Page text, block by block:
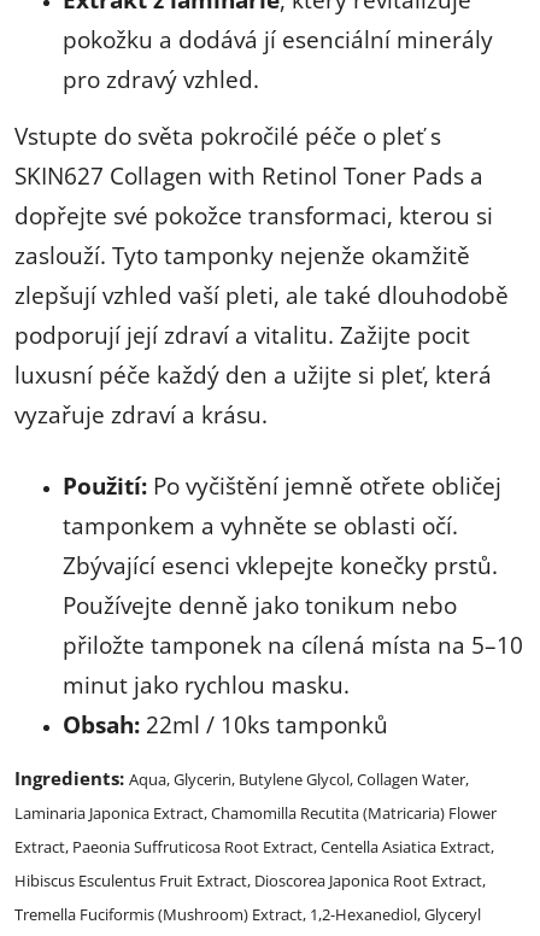
pokožku a dodává jí esenciální minerály
pro zdravý vzhled.
Vstupte do světa pokročilé péče o pleť s
SKIN627 Collagen with Retinol Toner Pads a
dopřejte své pokožce transformaci, kterou si
zaslouží. Tyto tamponky nejenže okamžitě
zlepšují vzhled vaší pleti, ale také dlouhodobě
podporují její zdraví a vitalitu. Zažijte pocit
luxusní péče každý den a užijte si pleť, která
vyzařuje zdraví a krásu.
Použití: Po vyčištění jemně otřete obličej
tamponkem a vyhněte se oblasti očí.
Zbývající esenci vklepejte konečky prstů.
Používejte denně jako tonikum nebo
přiložte tamponek na cílená místa na 5–10
minut jako rychlou masku.
Obsah: 22ml / 10ks tamponků
Ingredients: Aqua, Glycerin, Butylene Glycol, Collagen Water,
Laminaria Japonica Extract, Chamomilla Recutita (Matricaria) Flower
Extract, Paeonia Suffruticosa Root Extract, Centella Asiatica Extract,
Hibiscus Esculentus Fruit Extract, Dioscorea Japonica Root Extract,
Tremella Fuciformis (Mushroom) Extract, 1,2-Hexanediol, Glyceryl